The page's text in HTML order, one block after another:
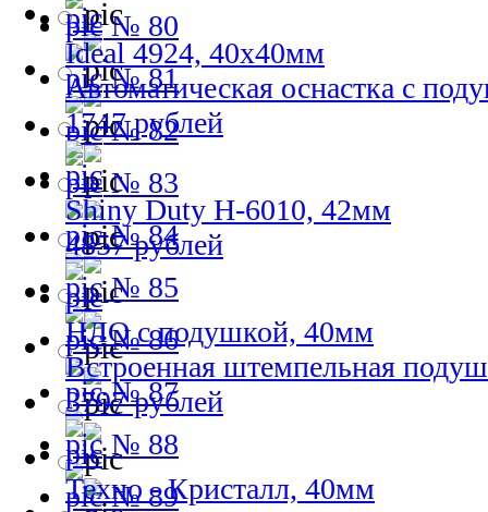
№ 80
№ 81
№ 82
№ 83
№ 84
№ 85
№ 86
№ 87
№ 88
№ 89
Ideal 4924, 40х40мм
Автоматическая оснастка с
1747 рублей
Shiny Duty H-6010, 42мм
4857 рублей
НЛО с подушкой, 40мм
Встроенная штемпельная
3797 рублей
Техно - Кристалл, 40мм